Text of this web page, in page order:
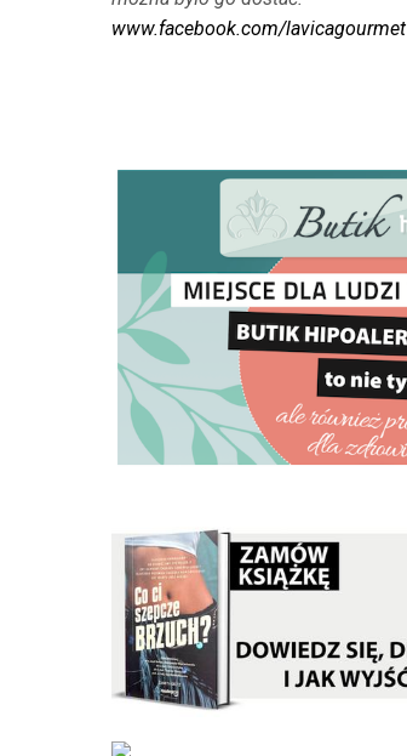
www.facebook.com/lavicagourmet